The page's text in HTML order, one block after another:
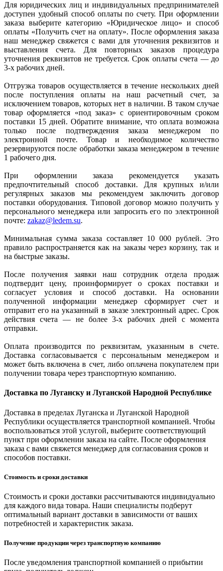
Для юридических лиц и индивидуальных предпринимателей
доступен удобный способ оплаты по счету. При оформлении
заказа выберите категорию «Юридическое лицо» и способ
оплаты «Получить счет на оплату». После оформления заказа
наш менеджер свяжется с вами для уточнения реквизитов и
выставления счета. Для повторных заказов процедура
уточнения реквизитов не требуется. Срок оплаты счета — до
3-х рабочих дней.
Отгрузка товаров осуществляется в течение нескольких дней
после поступления оплаты на наш расчетный счет, за
исключением товаров, которых нет в наличии. В таком случае
товар оформляется «под заказ» с ориентировочным сроком
поставки 15 дней. Обратите внимание, что оплата возможна
только после подтверждения заказа менеджером по
электронной почте. Товар и необходимое количество
резервируются после обработки заказа менеджером в течение
1 рабочего дня.
При оформлении заказа рекомендуется указать
предпочтительный способ доставки. Для крупных и/или
регулярных заказов мы рекомендуем заключить договор
поставки оборудования. Типовой договор можно получить у
персонального менеджера или запросить его по электронной
почте: zakaz@ledem.su.
Минимальная сумма заказа составляет 10 000 рублей. Это
правило распространяется как на заказы через корзину, так и
на быстрые заказы.
После получения заявки наш сотрудник отдела продаж
подтвердит цену, проинформирует о сроках поставки и
согласует условия и способ доставки. На основании
полученной информации менеджер сформирует счет и
отправит его на указанный в заказе электронный адрес. Срок
действия счета — не более 3-х рабочих дней с момента
отправки.
Оплата производится по реквизитам, указанным в счете.
Доставка согласовывается с персональным менеджером и
может быть включена в счет, либо оплачена покупателем при
получении товара через транспортную компанию.
Доставка по Луганску и Луганской Народной Республике
Доставка в пределах Луганска и Луганской Народной
Республики осуществляется транспортной компанией. Чтобы
воспользоваться этой услугой, выберите соответствующий
пункт при оформлении заказа на сайте. После оформления
заказа с вами свяжется менеджер для согласования сроков и
способов поставки.
Стоимость и сроки доставки
Стоимость и сроки доставки рассчитываются индивидуально
для каждого вида товара. Наши специалисты подберут
оптимальный вариант доставки в зависимости от ваших
потребностей и характеристик заказа.
Получение продукции через транспортную компанию
После уведомления транспортной компанией о прибытии